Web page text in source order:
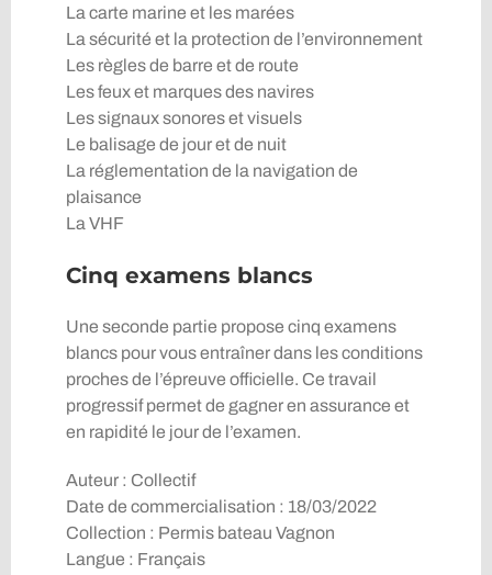
La carte marine et les marées
La sécurité et la protection de l’environnement
Les règles de barre et de route
Les feux et marques des navires
Les signaux sonores et visuels
Le balisage de jour et de nuit
La réglementation de la navigation de
plaisance
La VHF
Cinq examens blancs
Une seconde partie propose cinq examens
blancs pour vous entraîner dans les conditions
proches de l’épreuve officielle. Ce travail
progressif permet de gagner en assurance et
en rapidité le jour de l’examen.
Auteur : Collectif
Date de commercialisation : 18/03/2022
Collection : Permis bateau Vagnon
Langue : Français